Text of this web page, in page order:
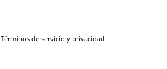
Términos de servicio y privacidad